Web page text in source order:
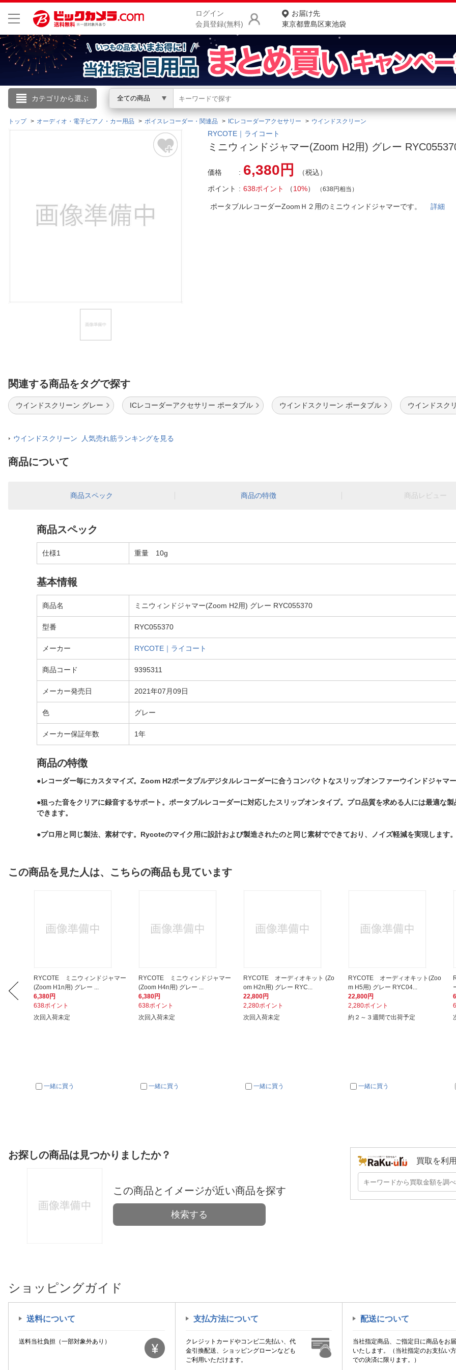
ログイン
会員登録(無料)
お届け先
東京都豊島区東池袋
カテゴリから選ぶ 全ての商品
こんにちは
ログイン
閲覧履歴
商品をさがす
ランキングからさがす
カテゴリ一覧からさがす
お客様サポート
トップ オーディオ・電子ピアノ・カー用品 ボイスレコーダー・関連品 ICレコーダーアクセサリー ウインドスクリーン
RYCOTE｜ライコート
ミニウィンドジャマー(Zoom H2用) グレー
価格 6,380円
（税込）
ポイント
638ポイント （10%） （638円相当）
ポータブルレコーダーZoomＨ２用のミニウィンドジャマーです。詳細
関連する商品をタグで探す
ウインドスクリーン グレー ICレコーダーアクセサリー ポータブル ウインドスクリーン ポータブル ウインドスク
ウインドスクリーン 人気売れ筋ランキングを見る
商品について
商品スペック 商品の特徴 商品レビュー
商品スペック
仕様1 重量 10g
基本情報
商品名 ミニウィンドジャマー(Zoom H2用) グレー RYC055370
型番 RYC055370
メーカー RYCOTE｜ライコート
商品コード 9395311
メーカー発売日 2021年07月09日
色 グレー
メーカー保証年数 1年
商品の特徴
●レコーダー毎にカスタマイズ。Zoom H2ポータブルデジタルレコーダーに合うコンパクトなスリップオンファーウインドジャマ
●狙った音をクリアに録音するサポート。ポータブルレコーダーに対応したスリップオンタイプ。プロ品質を求める人には最適な
できます。
●プロ用と同じ製法、素材です。Rycoteのマイク用に設計および製造されたのと同じ素材でできており、ノイズ軽減を実現します。
この商品を見た人は、こちらの商品も見ています
RYCOTE ミニウィンドジャマー
(Zoom H1n用) グレー ...
6,380円
638ポイント
次回入荷未定
一緒に買う
RYCOTE ミニウィンドジャマー
(Zoom H4n用) グレー ...
6,380円
638ポイント
次回入荷未定
一緒に買う
RYCOTE オーディオキット (Zo
om H2n用) グレー RYC...
22,800円
2,280ポイント
次回入荷未定
一緒に買う
RYCOTE オーディオキット(Zoo
m H5用) グレー RYC04...
22,800円
2,280ポイント
約２～３週間で出荷予定
一緒に買う
お探しの商品は見つかりましたか？
この商品とイメージが近い商品を探す
検索する
買取を利
ショッピングガイド
送料について
送料当社負担（一部対象外あり）
支払方法について
クレジットカードやコンビ二先払い、代
金引換配送、ショッピングローンなども
ご利用いただけます。
配送について
当社指定商品、ご指定日に商品をお
いたします。（当社指定のお支払い
での決済に限ります。）